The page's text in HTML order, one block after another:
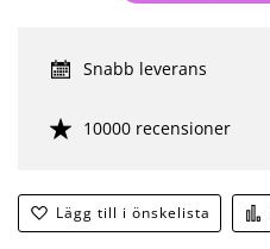
Lägg till i önskelista
Snabb leverans
10000 recensioner